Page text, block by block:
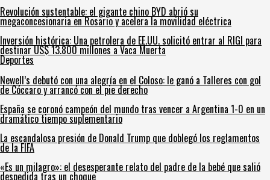
Revolución sustentable: el gigante chino BYD abrió su
megaconcesionaria en Rosario y acelera la movilidad eléctrica
Inversión histórica: Una petrolera de EE.UU. solicitó entrar al RIGI para
destinar US$ 13.800 millones a Vaca Muerta
Deportes
Newell’s debutó con una alegría en el Coloso: le ganó a Talleres con gol
de Cóccaro y arrancó con el pie derecho
España se coronó campeón del mundo tras vencer a Argentina 1-0 en un
dramático tiempo suplementario
La escandalosa presión de Donald Trump que doblegó los reglamentos
de la FIFA
«Es un milagro»: el desesperante relato del padre de la bebé que salió
despedida tras un choque